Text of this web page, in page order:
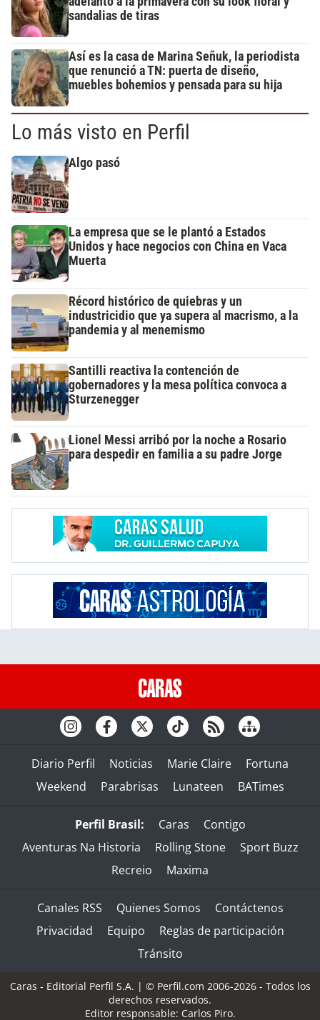
sandalias de tiras
Así es la casa de Marina Señuk, la periodista
que renunció a TN: puerta de diseño,
muebles bohemios y pensada para su hija
Lo más visto en Perfil
Algo pasó
La empresa que se le plantó a Estados
Unidos y hace negocios con China en Vaca
Muerta
Récord histórico de quiebras y un
industricidio que ya supera al macrismo, a la
pandemia y al menemismo
Santilli reactiva la contención de
gobernadores y la mesa política convoca a
Sturzenegger
Lionel Messi arribó por la noche a Rosario
para despedir en familia a su padre Jorge
Diario Perfil Noticias Marie Claire
Fortuna
Weekend
Parabrisas Lunateen BATimes
Perfil Brasil: Caras
Contigo
Aventuras Na Historia
Rolling Stone
Sport Buzz
Recreio
Maxima
Canales RSS Quienes Somos
Contáctenos
Privacidad
Equipo
Reglas de participación
Tránsito
Caras - Editorial Perfil S.A. | © Perfil.com 2006-2026 - Todos los
derechos reservados.
Editor responsable: Carlos Piro.